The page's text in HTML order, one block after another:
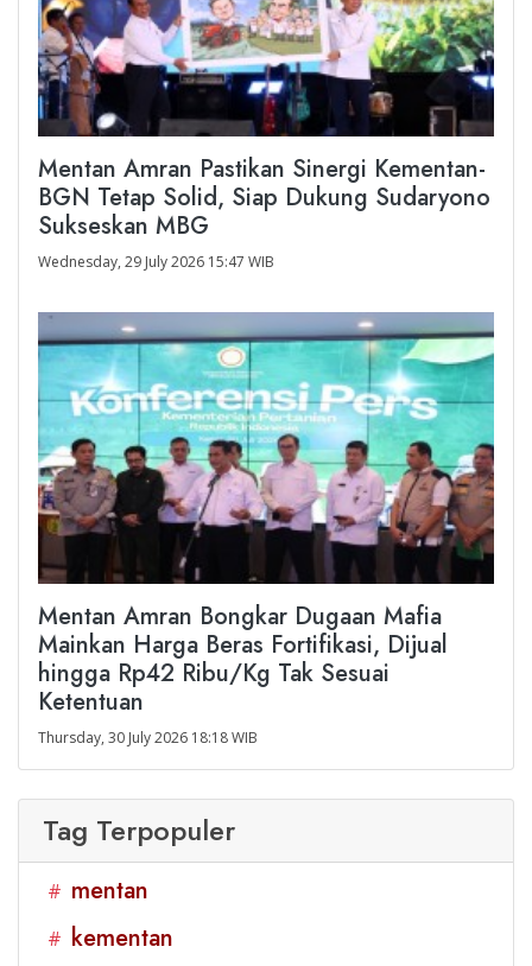
Mentan Amran Pastikan Sinergi Kementan-
BGN Tetap Solid, Siap Dukung Sudaryono
Sukseskan MBG
Wednesday, 29 July 2026 15:47 WIB
Mentan Amran Bongkar Dugaan Mafia
Mainkan Harga Beras Fortifikasi, Dijual
hingga Rp42 Ribu/Kg Tak Sesuai
Ketentuan
Thursday, 30 July 2026 18:18 WIB
Tag Terpopuler
# mentan
# kementan